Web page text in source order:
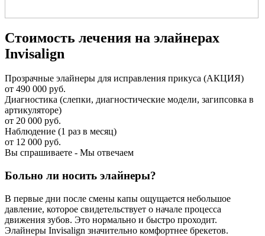
Стоимость лечения на элайнерах
Invisalign
Прозрачные элайнеры для исправления прикуса (АКЦИЯ)
от 490 000 руб.
Диагностика (слепки, диагностические модели, загипсовка в
артикуляторе)
от 20 000 руб.
Наблюдение (1 раз в месяц)
от 12 000 руб.
Вы спрашиваете - Мы отвечаем
Больно ли носить элайнеры?
В первые дни после смены капы ощущается небольшое
давление, которое свидетельствует о начале процесса
движения зубов. Это нормально и быстро проходит.
Элайнеры Invisalign значительно комфортнее брекетов.